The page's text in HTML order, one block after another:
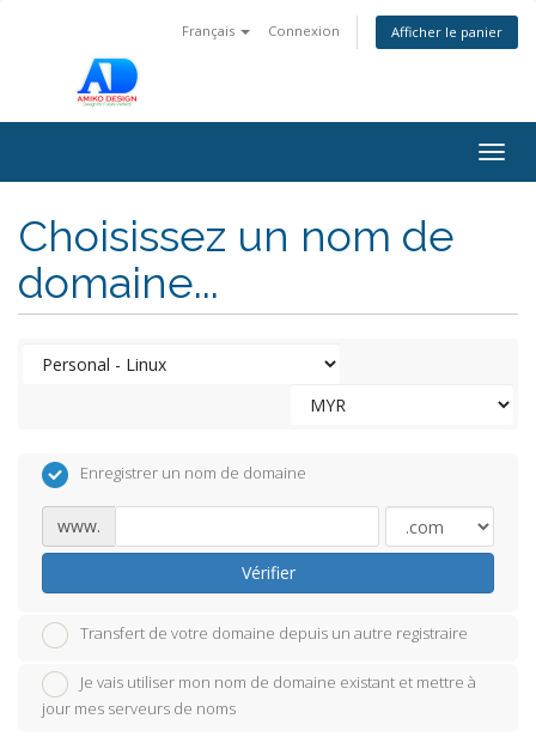
Français Connexion Afficher le panier
Choisissez un nom de
domaine...
Enregistrer un nom de domaine
www.
Vérifier
Transfert de votre domaine depuis un autre registraire
Je vais utiliser mon nom de domaine existant et mettre à
jour mes serveurs de noms